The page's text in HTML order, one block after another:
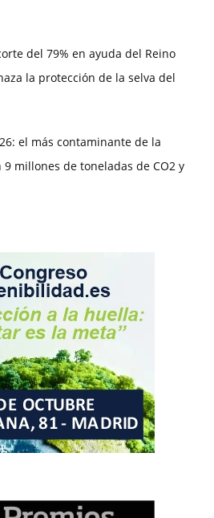
del 79% en ayuda del Reino
la protección de la selva del
el más contaminante de la
9 millones de toneladas de CO2 y